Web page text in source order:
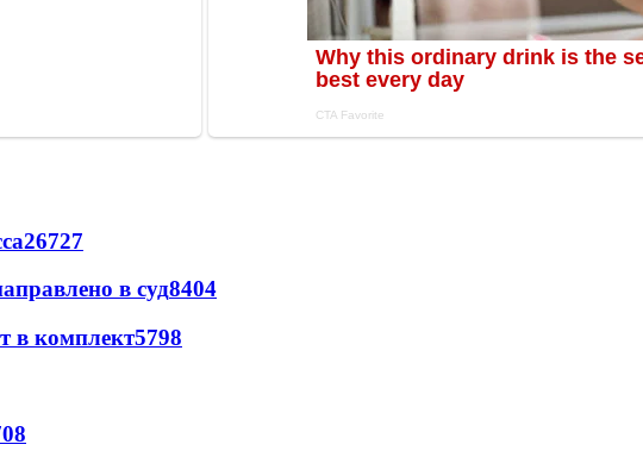
26727
в суд8404
в комплект5798